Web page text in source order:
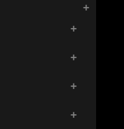
+
+
+
+
+